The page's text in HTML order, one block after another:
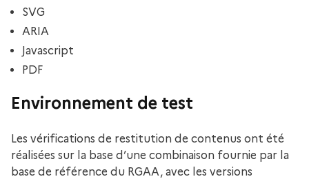
SVG
ARIA
Javascript
PDF
Environnement de test
Les vérifications de restitution de contenus ont été
réalisées sur la base d’une combinaison fournie par la
base de référence du RGAA, avec les versions